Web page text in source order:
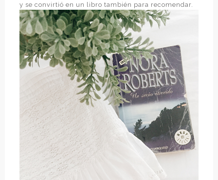
y se convirtió en un libro también para recomendar.